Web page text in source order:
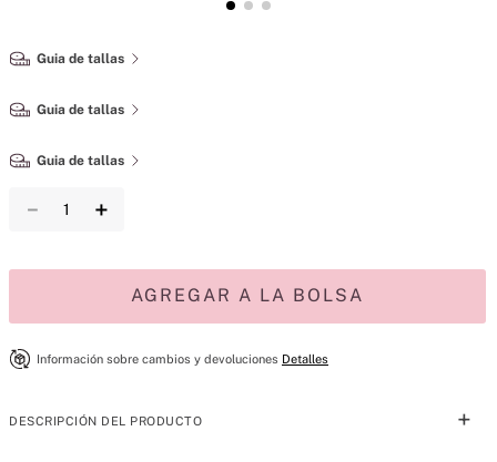
Guia de tallas
Guia de tallas
Guia de tallas
＋
－
AGREGAR A LA BOLSA
Información sobre cambios y devoluciones Detalles
DESCRIPCIÓN DEL PRODUCTO